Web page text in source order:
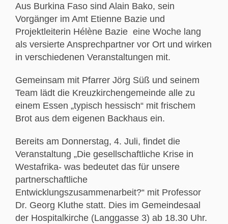
Aus Burkina Faso sind Alain Bako, sein
Vorgänger im Amt Etienne Bazie und
Projektleiterin Hélène Bazie eine Woche lang
als versierte Ansprechpartner vor Ort und wirken
in verschiedenen Veranstaltungen mit.
Gemeinsam mit Pfarrer Jörg Süß und seinem
Team lädt die Kreuzkirchengemeinde alle zu
einem Essen „typisch hessisch“ mit frischem
Brot aus dem eigenen Backhaus ein.
Bereits am Donnerstag, 4. Juli, findet die
Veranstaltung „Die gesellschaftliche Krise in
Westafrika- was bedeutet das für unsere
partnerschaftliche
Entwicklungszusammenarbeit?“ mit Professor
Dr. Georg Kluthe statt. Dies im Gemeindesaal
der Hospitalkirche (Langgasse 3) ab 18.30 Uhr.